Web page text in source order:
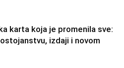
karta koja je promenila sve:
izdaji i novom